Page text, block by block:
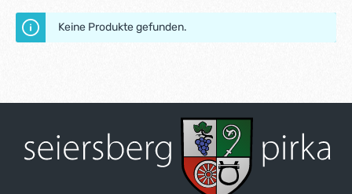
Keine Produkte gefunden.